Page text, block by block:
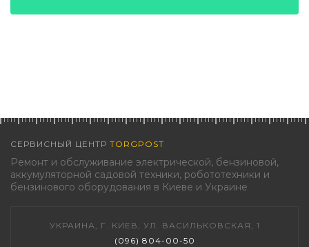
СЕРВИСНЫЙ ЦЕНТР TORGPOST
Ремонт и обслуживание электрической, бензиновой,
аккумуляторной садовой техники, робототехники и
бензинового оборудования в Киеве и Украине
УКРАИНА, Г. КИЕВ, УЛ. ВАСИЛЬКОВСКАЯ, 1
(096) 804-00-50